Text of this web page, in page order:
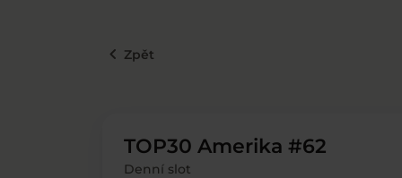
keyboard_arrow_left Zpět
TOP30 Amerika #62
Denní slot